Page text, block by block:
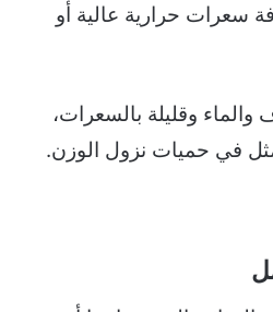
سعرات حرارية عالية أو
والماء وقليلة بالسعرات،
في حميات نزول الوزن.